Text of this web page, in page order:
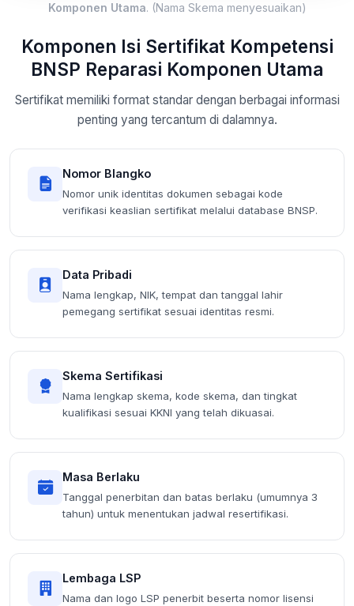
Komponen Utama. (Nama Skema menyesuaikan)
Komponen Isi Sertifikat Kompetensi
BNSP Reparasi Komponen Utama
Sertifikat memiliki format standar dengan berbagai informasi
penting yang tercantum di dalamnya.
Nomor Blangko
Nomor unik identitas dokumen sebagai kode
verifikasi keaslian sertifikat melalui database BNSP.
Data Pribadi
Nama lengkap, NIK, tempat dan tanggal lahir
pemegang sertifikat sesuai identitas resmi.
Skema Sertifikasi
Nama lengkap skema, kode skema, dan tingkat
kualifikasi sesuai KKNI yang telah dikuasai.
Masa Berlaku
Tanggal penerbitan dan batas berlaku (umumnya 3
tahun) untuk menentukan jadwal resertifikasi.
Lembaga LSP
Nama dan logo LSP penerbit beserta nomor lisensi